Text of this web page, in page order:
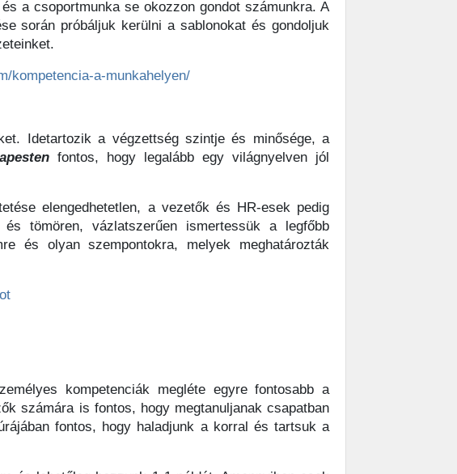
a csoportmunka se okozzon gondot számunkra. A
során próbáljuk kerülni a sablonokat és gondoljuk
kompetencia-a-munkahelyen/
Idetartozik a végzettség szintje és minősége, a
fontos, hogy legalább egy világnyelven jól
elengedhetetlen, a vezetők és HR-esek pedig
tömören, vázlatszerűen ismertessük a legfőbb
és olyan szempontokra, melyek meghatározták
kompetenciák megléte egyre fontosabb a
számára is fontos, hogy megtanuljanak csapatban
fontos, hogy haladjunk a korral és tartsuk a